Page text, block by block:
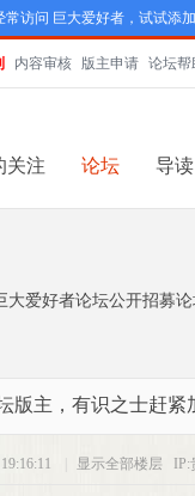
常访问 巨大爱好者，试试添
内容审核 版主申请 论坛帮
关注 论坛 导读
大爱好者论坛公开招募
版主，有识之士赶紧
显示全部楼层